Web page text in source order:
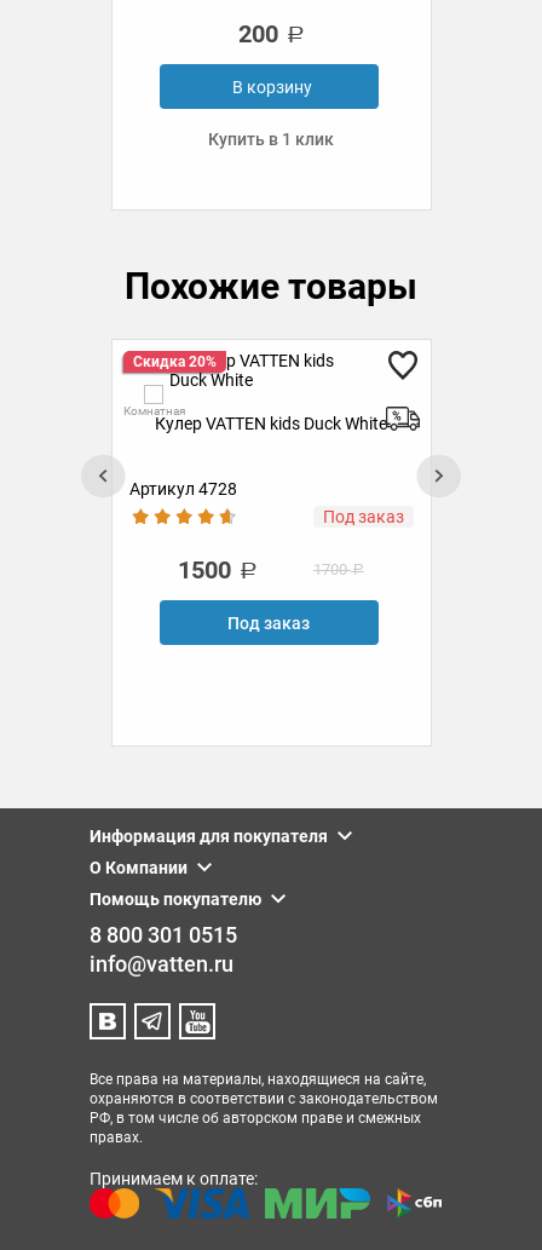
200
В корзину
Купить в 1 клик
Похожие товары
Скидка 20%
Комнатная
Кулер VATTEN kids Duck White
Артикул 4728
Под заказ
1500 1700
Под заказ
Информация для покупателя
О Компании
Помощь покупателю
8 800 301 0515
info@vatten.ru
Все права на материалы, находящиеся на сайте,
охраняются в соответствии с законодательством
РФ, в том числе об авторском праве и смежных
правах.
Принимаем к оплате: